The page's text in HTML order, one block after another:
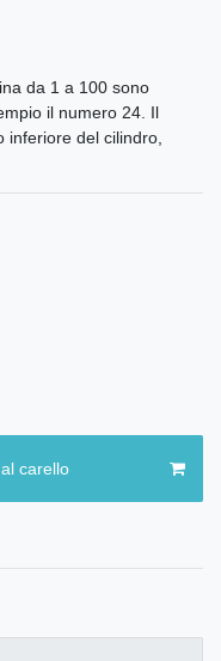
da 1 a 100 sono
il numero 24. Il
del cilindro,
carello